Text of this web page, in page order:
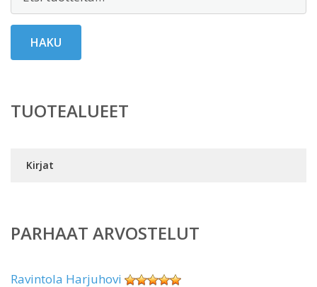
HAKU
TUOTEALUEET
Kirjat
PARHAAT ARVOSTELUT
Ravintola Harjuhovi